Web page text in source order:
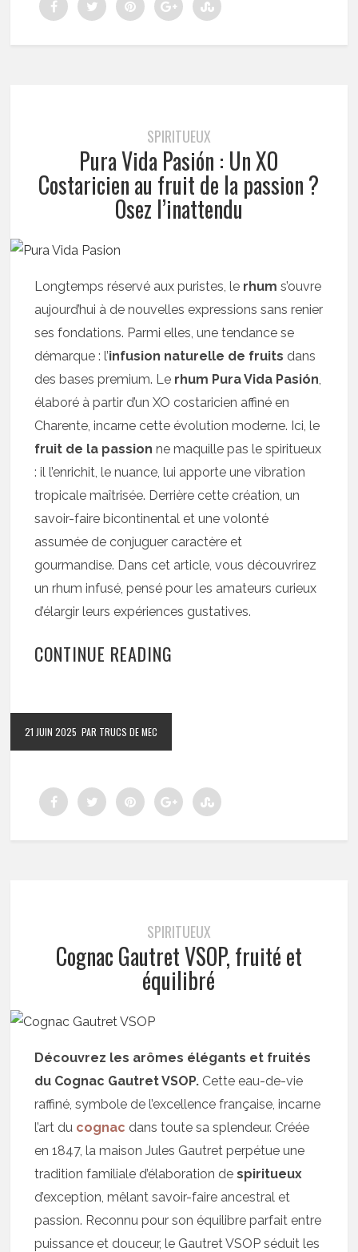
SPIRITUEUX
Pura Vida Pasión : Un XO
Costaricien au fruit de la passion ?
Osez l’inattendu
Longtemps réservé aux puristes, le rhum s’ouvre
aujourd’hui à de nouvelles expressions sans renier
ses fondations. Parmi elles, une tendance se
démarque : l’infusion naturelle de fruits dans
des bases premium. Le rhum Pura Vida Pasión,
élaboré à partir d’un XO costaricien affiné en
Charente, incarne cette évolution moderne. Ici, le
fruit de la passion ne maquille pas le spiritueux
: il l’enrichit, le nuance, lui apporte une vibration
tropicale maîtrisée. Derrière cette création, un
savoir-faire bicontinental et une volonté
assumée de conjuguer caractère et
gourmandise. Dans cet article, vous découvrirez
un rhum infusé, pensé pour les amateurs curieux
d’élargir leurs expériences gustatives.
CONTINUE READING
21 JUIN 2025 PAR TRUCS DE MEC
SPIRITUEUX
Cognac Gautret VSOP, fruité et
équilibré
Découvrez les arômes élégants et fruités
du Cognac Gautret VSOP. Cette eau-de-vie
raffiné, symbole de l’excellence française, incarne
l’art du cognac dans toute sa splendeur. Créée
en 1847, la maison Jules Gautret perpétue une
tradition familiale d’élaboration despiritueux
d’exception, mêlant savoir-faire ancestral et
passion. Reconnu pour son équilibre parfait entre
puissance et douceur, le Gautret VSOP séduit les